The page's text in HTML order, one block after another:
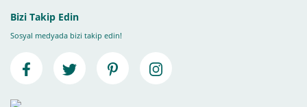
Bizi Takip Edin
Sosyal medyada bizi takip edin!